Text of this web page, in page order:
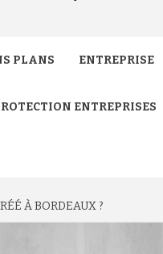
PLANS ENTREPRISE
ENTREPRISES
À BORDEAUX ?